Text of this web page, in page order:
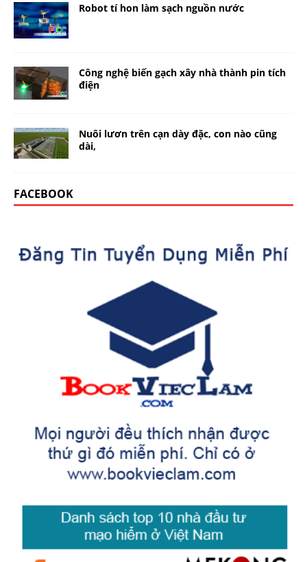
Robot tí hon làm sạch nguồn nước
Công nghệ biến gạch xây nhà thành pin tích
điện
Nuôi lươn trên cạn dày đặc, con nào cũng
dài,
FACEBOOK